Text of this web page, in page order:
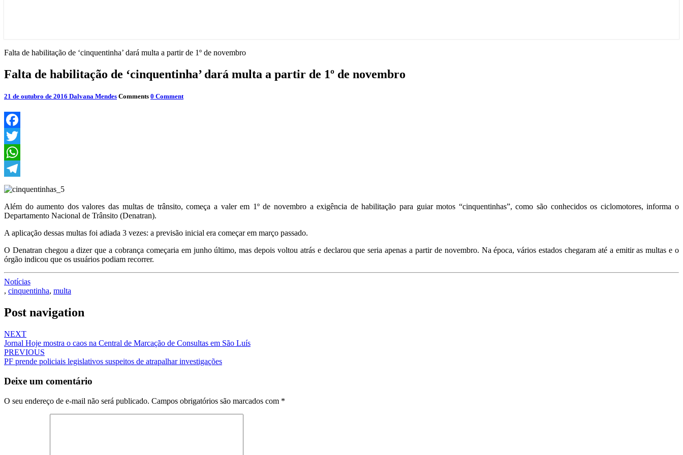
Falta de habilitação de ‘cinquentinha’ dará multa a partir de 1º de novembro
Falta de habilitação de ‘cinquentinha’ dará multa a partir de 1º de novembro
21 de outubro de 2016 Dalvana Mendes Comments 0 Comment
Facebook
Twitter
WhatsApp
Telegram
Além do aumento dos valores das multas de trânsito, começa a valer em 1º de novembro a exigência de habilitação para guiar motos “cinquentinhas”, como são conhecidos os ciclomotores, informa o
Departamento Nacional de Trânsito (Denatran).
A aplicação dessas multas foi adiada 3 vezes: a previsão inicial era começar em março passado.
O Denatran chegou a dizer que a cobrança começaria em junho último, mas depois voltou atrás e declarou que seria apenas a partir de novembro. Na época, vários estados chegaram até a emitir as multas e o
órgão indicou que os usuários podiam recorrer.
Notícias
, cinquentinha, multa
Post navigation
NEXT
Jornal Hoje mostra o caos na Central de Marcação de Consultas em São Luís
PREVIOUS
PF prende policiais legislativos suspeitos de atrapalhar investigações
Deixe um comentário
O seu endereço de e-mail não será publicado. Campos obrigatórios são marcados com *